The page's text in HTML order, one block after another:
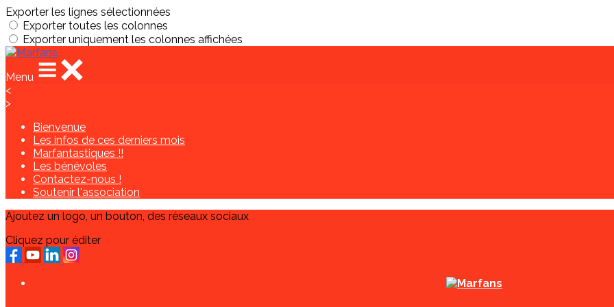
Exporter les lignes sélectionnées
Exporter toutes les colonnes
Exporter uniquement les colonnes affichées
Menu
<
>
Bienvenue
Les infos de ces derniers mois
Marfantastiques !!
Les bénévoles
Contactez-nous !
Soutenir l'association
Ajoutez un logo, un bouton, des réseaux sociaux
Cliquez pour éditer